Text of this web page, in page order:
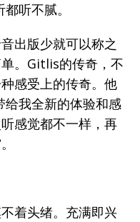
听不腻。
出版少就可以称之
。Gitlis的传奇，不
感受上的传奇。他
给我全新的体验和感
感觉都不一样，再
着头绪。充满即兴